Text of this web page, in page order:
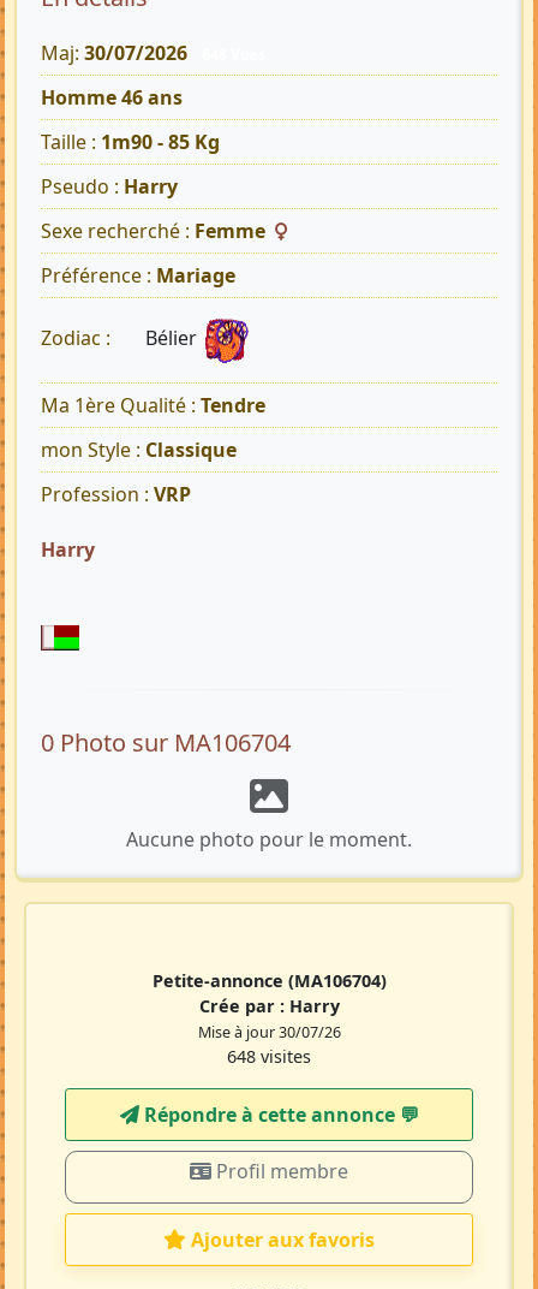
Maj: 30/07/2026
Homme 46 ans
Taille : 1m90 - 85 Kg
Pseudo : Harry
Sexe recherché : Femme
Préférence : Mariage
Zodiac : Bélier
Ma 1ère Qualité : Tendre
mon Style : Classique
Profession : VRP
Harry
0 Photo sur MA106704
Aucune photo pour le moment.
Petite-annonce (MA106704)
Crée par : Harry
Mise à jour 30/07/26
648 visites
Répondre à cette annonce 💬​
Profil membre
Ajouter aux favoris